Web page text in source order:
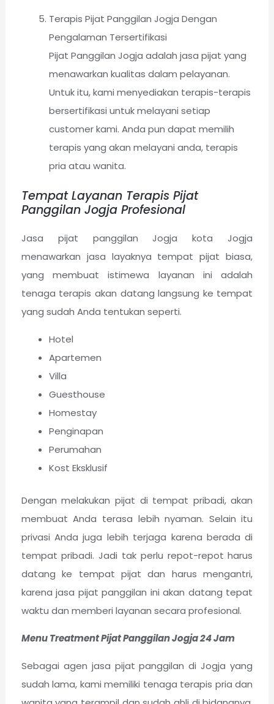
Terapis Pijat Panggilan Jogja Dengan
Pengalaman Tersertifikasi
Pijat Panggilan Jogja adalah jasa pijat yang
menawarkan kualitas dalam pelayanan.
Untuk itu, kami menyediakan terapis-terapis
bersertifikasi untuk melayani setiap
customer kami. Anda pun dapat memilih
terapis yang akan melayani anda, terapis
pria atau wanita.
Tempat Layanan Terapis Pijat
Panggilan Jogja Profesional
Jasa pijat panggilan Jogja kota Jogja
menawarkan jasa layaknya tempat pijat biasa,
yang membuat istimewa layanan ini adalah
tenaga terapis akan datang langsung ke tempat
yang sudah Anda tentukan seperti.
Hotel
Apartemen
Villa
Guesthouse
Homestay
Penginapan
Perumahan
Kost Eksklusif
Dengan melakukan pijat di tempat pribadi, akan
membuat Anda terasa lebih nyaman. Selain itu
privasi Anda juga lebih terjaga karena berada di
tempat pribadi. Jadi tak perlu repot-repot harus
datang ke tempat pijat dan harus mengantri,
karena jasa pijat panggilan ini akan datang tepat
waktu dan memberi layanan secara profesional.
Menu Treatment Pijat Panggilan Jogja 24 Jam
Sebagai agen jasa pijat panggilan di Jogja yang
sudah lama, kami memiliki tenaga terapis pria dan